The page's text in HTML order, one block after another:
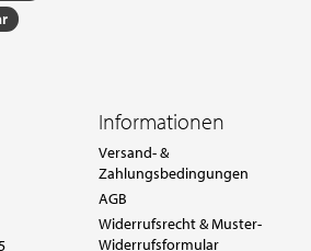
Informationen
Versand- &
Zahlungsbedingungen
AGB
Widerrufsrecht & Muster-
Widerrufsformular